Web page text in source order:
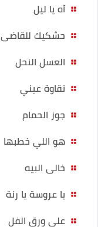
آه يا ليل
حشكيك للقاضى
العسل النحل
نقاوة عيني
جوز الحمام
هو اللي خطبها
خالى البيه
يا عروسة يا رنة
على ورق الفل